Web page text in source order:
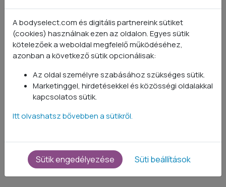
A bodyselect.com és digitális partnereink sütiket
(cookies) használnak ezen az oldalon. Egyes sütik
kötelezőek a weboldal megfelelő működéséhez,
azonban a következő sütik opcionálisak:
Az oldal személyre szabásához szükséges sütik.
Marketinggel, hirdetésekkel és közösségi oldalakkal
kapcsolatos sütik.
Itt olvashatsz bővebben a sütikről.
Sütik engedélyezése Süti beállítások